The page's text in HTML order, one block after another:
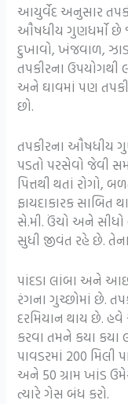
આયુર્વેદ અનુસાર
ઔષધીય ગુણધર્મો છે
દુખાવો, ખંજવાળ,
તપકીરના ઉપયોગથી
અને ઘાવમાં પણ
છો.
તપકીરના ઔષધીય
પડતો પરસેવો જેવી
પિત્તથી થતાં રોગો,
ફાયદાકારક સાબિત
સે.મી. ઉંચો અને
સુધી જીવંત રહે છે.
પાંદડા લાંબા અને
રંગના ગુચ્છોમાં છે.
દરમિયાન થાય છે.
કરવા તમને કયા કયા
પાવડરમાં 200 મિલી
અને 50 ગ્રામ ખાંડ
ત્યારે ગેસ બંધ કરો.